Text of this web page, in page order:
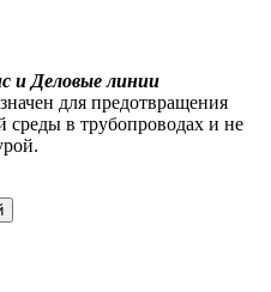
и Деловые линии
для предотвращения
среды в трубопроводах и не